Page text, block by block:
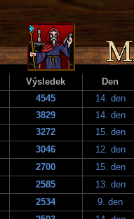
Výsledek
Den
4545
14. den
3829
14. den
3272
15. den
3046
12. den
2700
15. den
2585
13. den
2534
9. den